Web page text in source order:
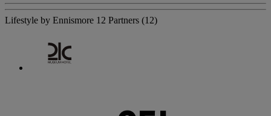
Lifestyle by Ennismore 12 Partners (12)